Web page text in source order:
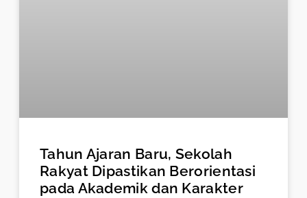
Tahun Ajaran Baru, Sekolah
Rakyat Dipastikan Berorientasi
pada Akademik dan Karakter